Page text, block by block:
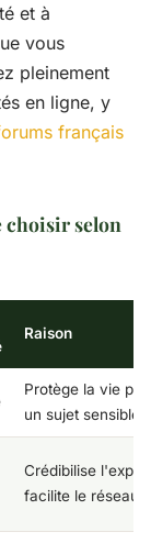
et à
vous
pleinement
en ligne, y
français
choisir selon
Raison
Protège la vie
un sujet sensible
Crédibilise
facilite le